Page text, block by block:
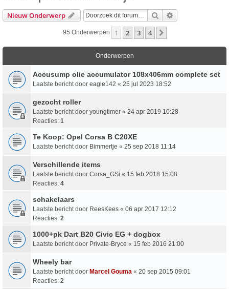
Nieuw Onderwerp Zoek
95 Onderwerpen 1 2 3 4
Onderwerpen
Accusump olie accumulator 108x406mm complete set
Laatste bericht door eagle142 « 25 jul 2023 18:52
gezocht roller
Laatste bericht door youngtimer « 24 apr 2019 10:28
Reacties: 1
Te Koop: Opel Corsa B C20XE
Laatste bericht door Bimmertje « 25 sep 2018 11:14
Verschillende items
Laatste bericht door Corsa_GSi « 15 feb 2018 15:08
Reacties: 4
schakelaars
Laatste bericht door ReesKees « 06 apr 2017 12:12
Reacties: 2
1000+pk Dart B20 Civic EG + dogbox
Laatste bericht door Private-Bryce « 15 feb 2016 21:00
Wheely bar
Laatste bericht door Marcel Gouma « 20 sep 2015 09:01
Reacties: 2